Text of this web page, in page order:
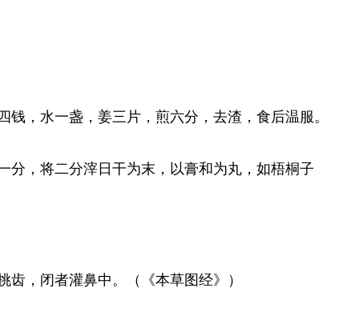
钱，水一盏，姜三片，煎六分，去渣，食后温服。
，将二分滓日干为末，以膏和为丸，如梧桐子
，闭者灌鼻中。（《本草图经》）